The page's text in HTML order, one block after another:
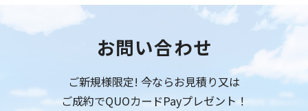
お問い合わせ
ご新規様限定! 今ならお見積り又は
ご成約でQUOカードPayプレゼント！